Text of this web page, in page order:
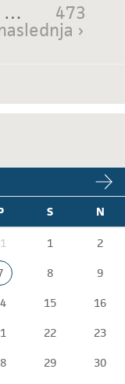
… 473
›
S N
1
2
8
9
15
16
22
23
29
30